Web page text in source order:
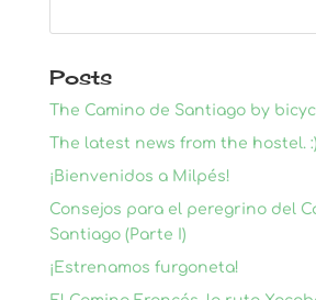
Posts
The Camino de Santiago by
The latest news from the hostel. :)
¡Bienvenidos a Milpés!
Consejos para el peregrino del
Santiago (Parte I)
¡Estrenamos furgoneta!